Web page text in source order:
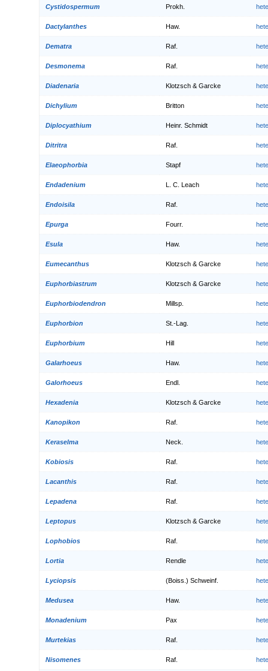
Cystidospermum Prokh.
Dactylanthes Haw.
Dematra Raf.
Desmonema Raf.
Diadenaria Klotzsch & Garcke
Dichylium Britton
Diplocyathium Heinr. Schmidt
Ditritra Raf.
Elaeophorbia Stapf
Endadenium L. C. Leach
Endoisila Raf.
Epurga Fourr.
Esula Haw.
Eumecanthus Klotzsch & Garcke
Euphorbiastrum Klotzsch & Garcke
Euphorbiodendron Millsp.
Euphorbion St.-Lag.
Euphorbium Hill
Galarhoeus Haw.
Galorhoeus Endl.
Hexadenia Klotzsch & Garcke
Kanopikon Raf.
Keraselma Neck.
Kobiosis Raf.
Lacanthis Raf.
Lepadena Raf.
Leptopus Klotzsch & Garcke
Lophobios Raf.
Lortia Rendle
Lyciopsis (Boiss.) Schweinf.
Medusea Haw.
Monadenium Pax
Murtekias Raf.
Nisomenes Raf.